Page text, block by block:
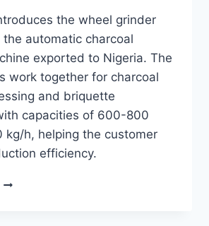
the wheel grinder
the automatic charcoal
exported to Nigeria. The
work together for charcoal
and briquette
capacities of 600-800
kg/h, helping the customer
efficiency.